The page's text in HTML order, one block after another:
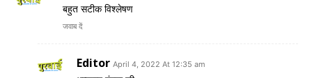
बहुत सटीक विश्लेषण
जवाब दें
Editor April 4, 2022 At 12:35 am